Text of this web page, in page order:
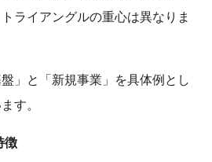
ライアングルの重心は異なりま
」と「新規事業」を具体例とし
す。
徴